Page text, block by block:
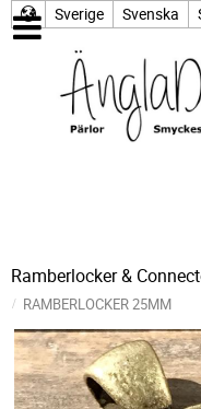
Sverige Svenska
Ramberlocker &
RAMBERLOCKER 25MM